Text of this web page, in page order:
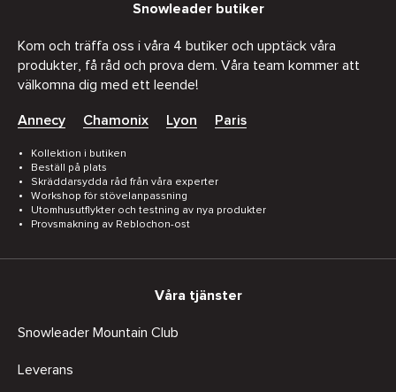
Snowleader butiker
Kom och träffa oss i våra 4 butiker och upptäck våra
produkter, få råd och prova dem. Våra team kommer att
välkomna dig med ett leende!
Annecy Chamonix Lyon Paris
Kollektion i butiken
Beställ på plats
Skräddarsydda råd från våra experter
Workshop för stövelanpassning
Utomhusutflykter och testning av nya produkter
Provsmakning av Reblochon-ost
Våra tjänster
Snowleader Mountain Club
Leverans